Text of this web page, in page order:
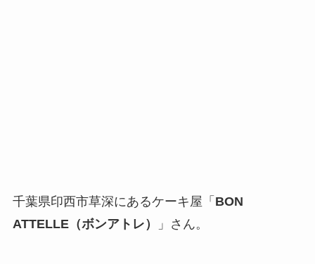
千葉県印西市草深にあるケーキ屋「 BON
ATTELLE（ボンアトレ）
」さん。